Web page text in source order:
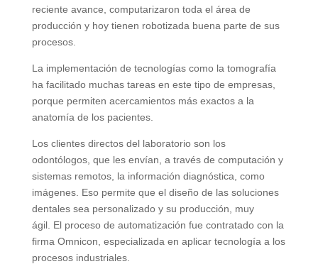
reciente avance, computarizaron toda el área de
producción y hoy tienen robotizada buena parte de sus
procesos.
La implementación de tecnologías como la tomografía
ha facilitado muchas tareas en este tipo de empresas,
porque permiten acercamientos más exactos a la
anatomía de los pacientes.
Los clientes directos del laboratorio son los
odontólogos, que les envían, a través de computación y
sistemas remotos, la información diagnóstica, como
imágenes. Eso permite que el diseño de las soluciones
dentales sea personalizado y su producción, muy
ágil. El proceso de automatización fue contratado con la
firma Omnicon, especializada en aplicar tecnología a los
procesos industriales.